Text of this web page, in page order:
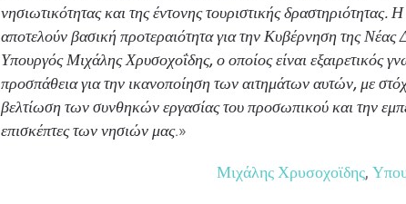
νησιωτικότητας και της έντονης τουριστικής
αποτελούν βασική προτεραιότητα για την Κυβέρνηση της
Υπουργός Μιχάλης Χρυσοχοΐδης, ο οποίος είναι εξαιρετικός
προσπάθεια για την ικανοποίηση των αιτημάτων αυτών, με
βελτίωση των συνθηκών εργασίας του προσωπικού και την
επισκέπτες των νησιών μας.»
Μιχάλης Χρυσοχοϊδης,